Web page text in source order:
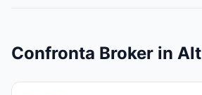
Confronta Broker in